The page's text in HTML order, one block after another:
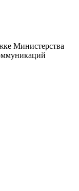
Министерства